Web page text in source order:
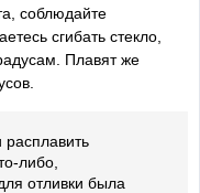
соблюдайте
сгибать стекло,
Плавят же
либо,
отливки была